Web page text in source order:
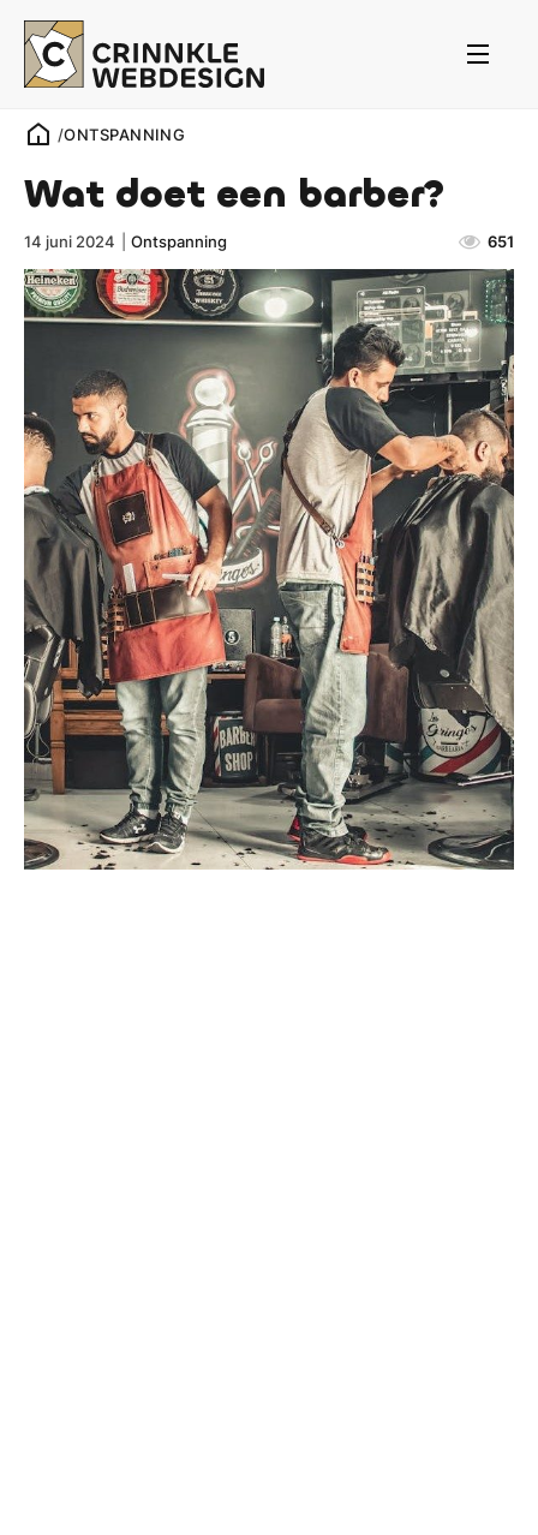
/ONTSPANNING
Wat doet een barber?
14 juni 2024 Ontspanning 651